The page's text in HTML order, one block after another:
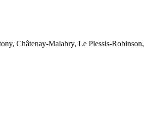
Châtenay-Malabry, Le Plessis-